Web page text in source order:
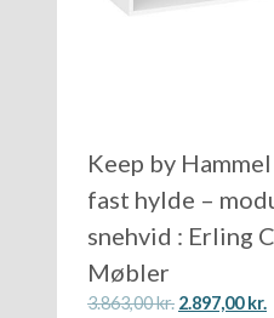
Keep by
fast hylde –
snehvid : Erling
Møbler
3.863,00kr. 2.897,00kr.